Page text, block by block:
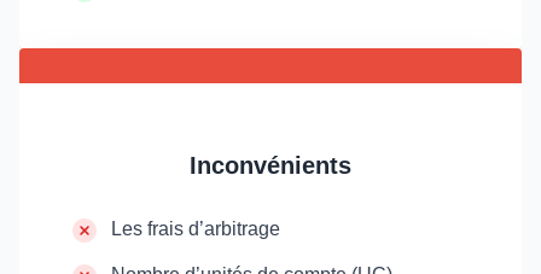
Inconvénients
Les frais d’arbitrage